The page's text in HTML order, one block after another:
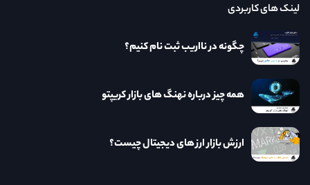
لینک های کاربردی
چگونه در نااریب ثبت نام کنیم؟
همه چیز درباره نهنگ های بازار کریپتو
ارزش بازار ارز های دیجیتال چیست؟